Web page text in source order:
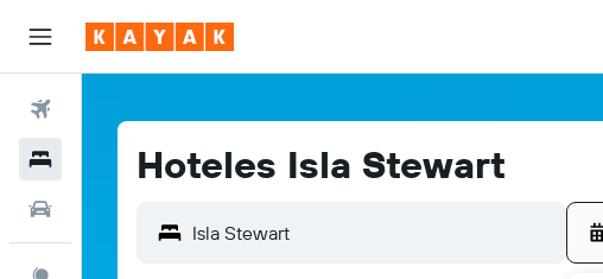
HotelesHoteles Isla Stewart